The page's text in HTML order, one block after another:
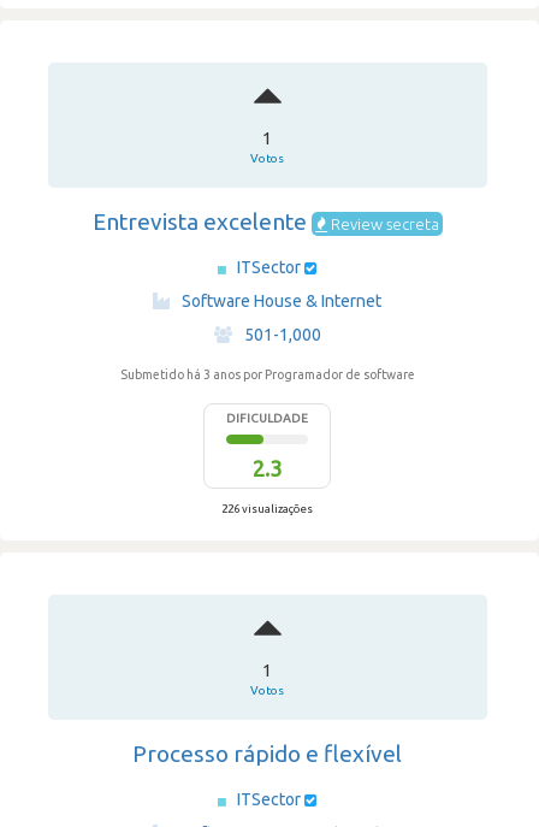
1
Votos
Entrevista excelente Review secreta
ITSector
Software House & Internet
·
501-1,000
Submetido há 3 anos por Programador de software
DIFICULDADE
2.3
226 visualizações
1
Votos
Processo rápido e flexível
ITSector